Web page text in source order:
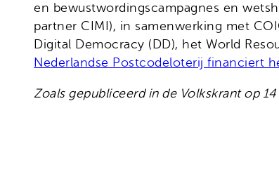
en bewustwordingscampagnes en
partner CIMI), in samenwerking met
Digital Democracy (DD), het World
Nederlandse Postcodeloterij financiert
Zoals gepubliceerd in de Volkskrant op